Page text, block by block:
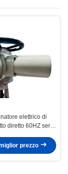
elettrico di
diretto 60HZ serie
prezzo